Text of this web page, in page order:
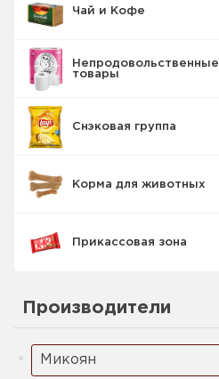
Чай и Кофе
Непродовольственные
товары
Снэковая группа
Корма для животных
Прикассовая зона
Кондитерские
изделия
Производители
Микоян